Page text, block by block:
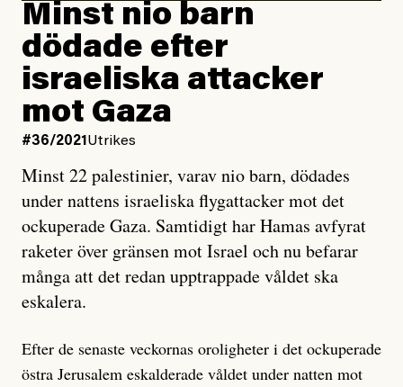
Minst nio barn
dödade efter
israeliska attacker
mot Gaza
#36/2021 Utrikes
Minst 22 palestinier, varav nio barn, dödades
under nattens israeliska flygattacker mot det
ockuperade Gaza. Samtidigt har Hamas avfyrat
raketer över gränsen mot Israel och nu befarar
många att det redan upptrappade våldet ska
eskalera.
Efter de senaste veckornas oroligheter i det ockuperade
östra Jerusalem eskalderade våldet under natten mot